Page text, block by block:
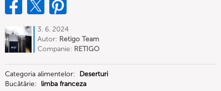
3. 6. 2024
Autor: Retigo Team
Deutschland
Companie: RETIGO
Categoria alimentelor:
Deserturi
Bucătărie:
limba franceza